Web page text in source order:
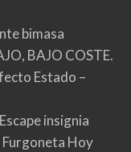
bimasa
BAJO COSTE.
Estado –
insignia
Furgoneta Hoy